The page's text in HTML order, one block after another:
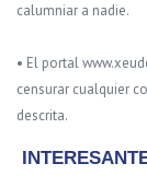
calumniar a nadie.
• El portal
censurar cualquier
descrita.